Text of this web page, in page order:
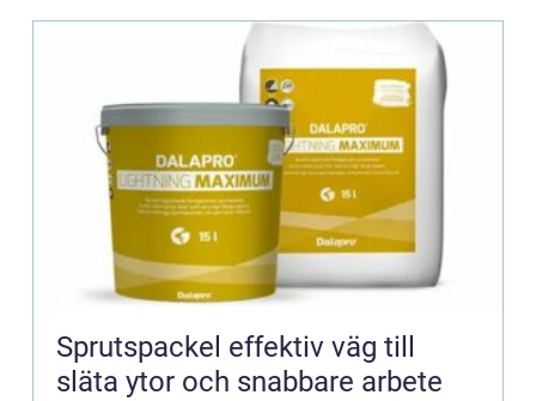
Sprutspackel effektiv väg till
släta ytor och snabbare arbete